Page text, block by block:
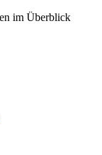
im Überblick